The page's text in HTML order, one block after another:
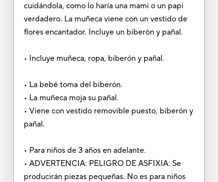
cuidándola, como lo haría una mami o un papi
verdadero. La muñeca viene con un vestido de
flores encantador. Incluye un biberón y pañal.
• Incluye muñeca, ropa, biberón y pañal.
• La bebé toma del biberón.
• La muñeca moja su pañal.
• Viene con vestido removible puesto, biberón y
pañal.
• Para niños de 3 años en adelante.
• ADVERTENCIA: PELIGRO DE ASFIXIA: Se
producirán piezas pequeñas. No es para niños